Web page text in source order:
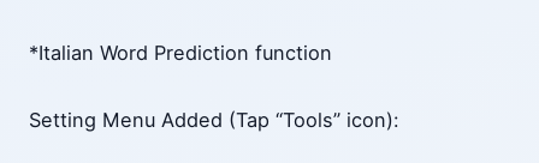
*Italian Word Prediction function
Setting Menu Added (Tap “Tools” icon):